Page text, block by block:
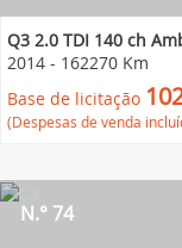
Q3 2.0 TDI 140 ch
2014 - 162270 Km
Base de licitação
(Despesas de venda
N.° 74